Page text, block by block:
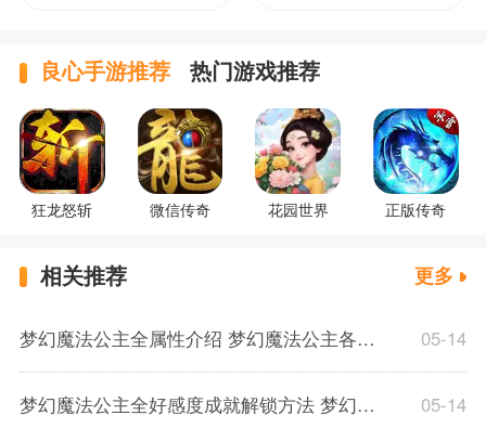
良心手游推荐 热门游戏推荐
狂龙怒斩 微信传奇 花园世界 正版传奇
相关推荐 更多
梦幻魔法公主全属性介绍 梦幻魔法公主各属性提升方法一览 05-14
梦幻魔法公主全好感度成就解锁方法 梦幻魔法公主伴侣好感度成就汇总一览 05-14